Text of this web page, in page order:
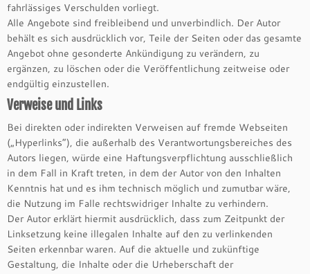
fahrlässiges Verschulden vorliegt.
Alle Angebote sind freibleibend und unverbindlich. Der Autor
behält es sich ausdrücklich vor, Teile der Seiten oder das gesamte
Angebot ohne gesonderte Ankündigung zu verändern, zu
ergänzen, zu löschen oder die Veröffentlichung zeitweise oder
endgültig einzustellen.
Verweise und Links
Bei direkten oder indirekten Verweisen auf fremde Webseiten
(„Hyperlinks“), die außerhalb des Verantwortungsbereiches des
Autors liegen, würde eine Haftungsverpflichtung ausschließlich
in dem Fall in Kraft treten, in dem der Autor von den Inhalten
Kenntnis hat und es ihm technisch möglich und zumutbar wäre,
die Nutzung im Falle rechtswidriger Inhalte zu verhindern.
Der Autor erklärt hiermit ausdrücklich, dass zum Zeitpunkt der
Linksetzung keine illegalen Inhalte auf den zu verlinkenden
Seiten erkennbar waren. Auf die aktuelle und zukünftige
Gestaltung, die Inhalte oder die Urheberschaft der